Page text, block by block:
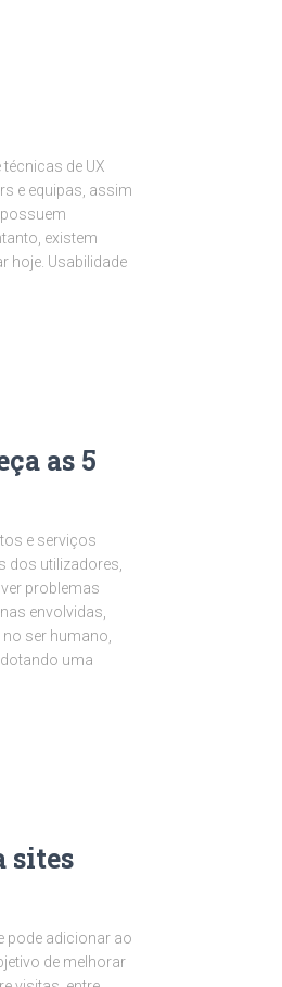
de UX
e equipas, assim
existem
hoje. Usabilidade
as 5
e serviços
dos utilizadores,
problemas
envolvidas,
ser humano,
uma
sites
pode adicionar ao
de melhorar